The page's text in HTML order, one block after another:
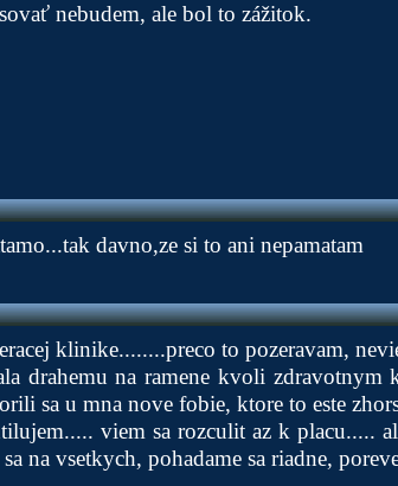
nebudem, ale bol to zážitok.
davno,ze si to ani nepamatam
klinike........preco to pozeravam,
drahemu na ramene kvoli zdravotnym
sa u mna nove fobie, ktore to este
viem sa rozculit az k placu.....
na vsetkych, pohadame sa riadne,